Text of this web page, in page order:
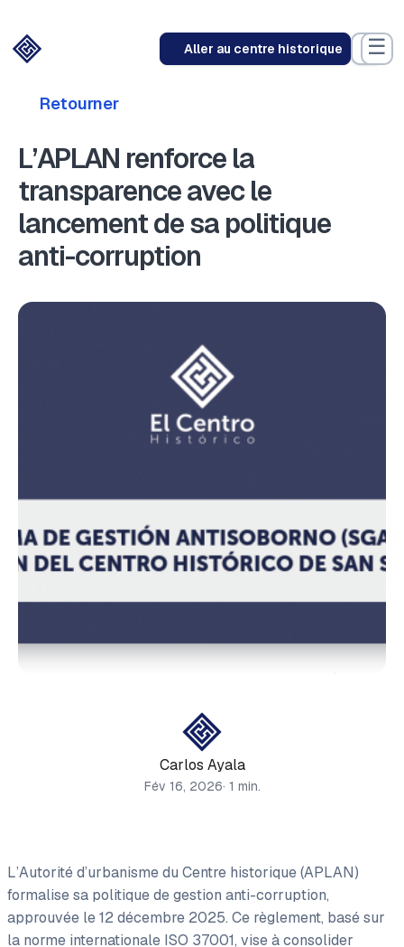
Aller au centre historique ☰
Retourner
L’APLAN renforce la
transparence avec le
lancement de sa politique
anti-corruption
Carlos Ayala
Fév 16, 2026· 1 min.
L’Autorité d’urbanisme du Centre historique (APLAN)
formalise sa politique de gestion anti-corruption,
approuvée le 12 décembre 2025. Ce règlement, basé sur
la norme internationale ISO 37001, vise à consolider